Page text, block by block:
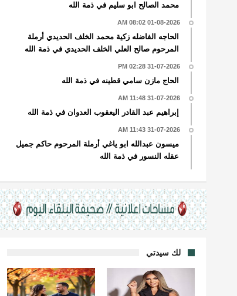
محمد الصالح ابو سليم في ذمة الله
01-08-2026 08:02 AM
الحاجه الفاضله زكية محمد الخلف الحديدي أرملة
المرحوم صالح العلي الخلف الحديدي في ذمة الله
31-07-2026 02:28 PM
الحاج مازن سامي قطينه في ذمة الله
31-07-2026 11:48 AM
إبراهيم عبد القادر اليعقوب العدوان في ذمة الله
31-07-2026 11:43 AM
ميسون عبدالله ابو ياغي أرملة المرحوم حاكم جميل
عقله النسور في ذمة الله
لك سيدتي